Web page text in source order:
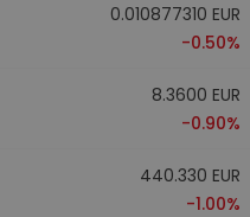
0.010877310 EUR
-0.50%
8.3600 EUR
-0.90%
440.330 EUR
-1.00%